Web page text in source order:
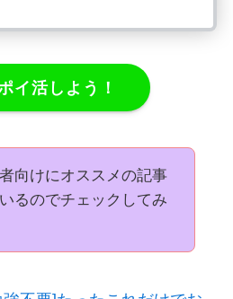
イ活しよう！
向けにオススメの記事
るのでチェックしてみ